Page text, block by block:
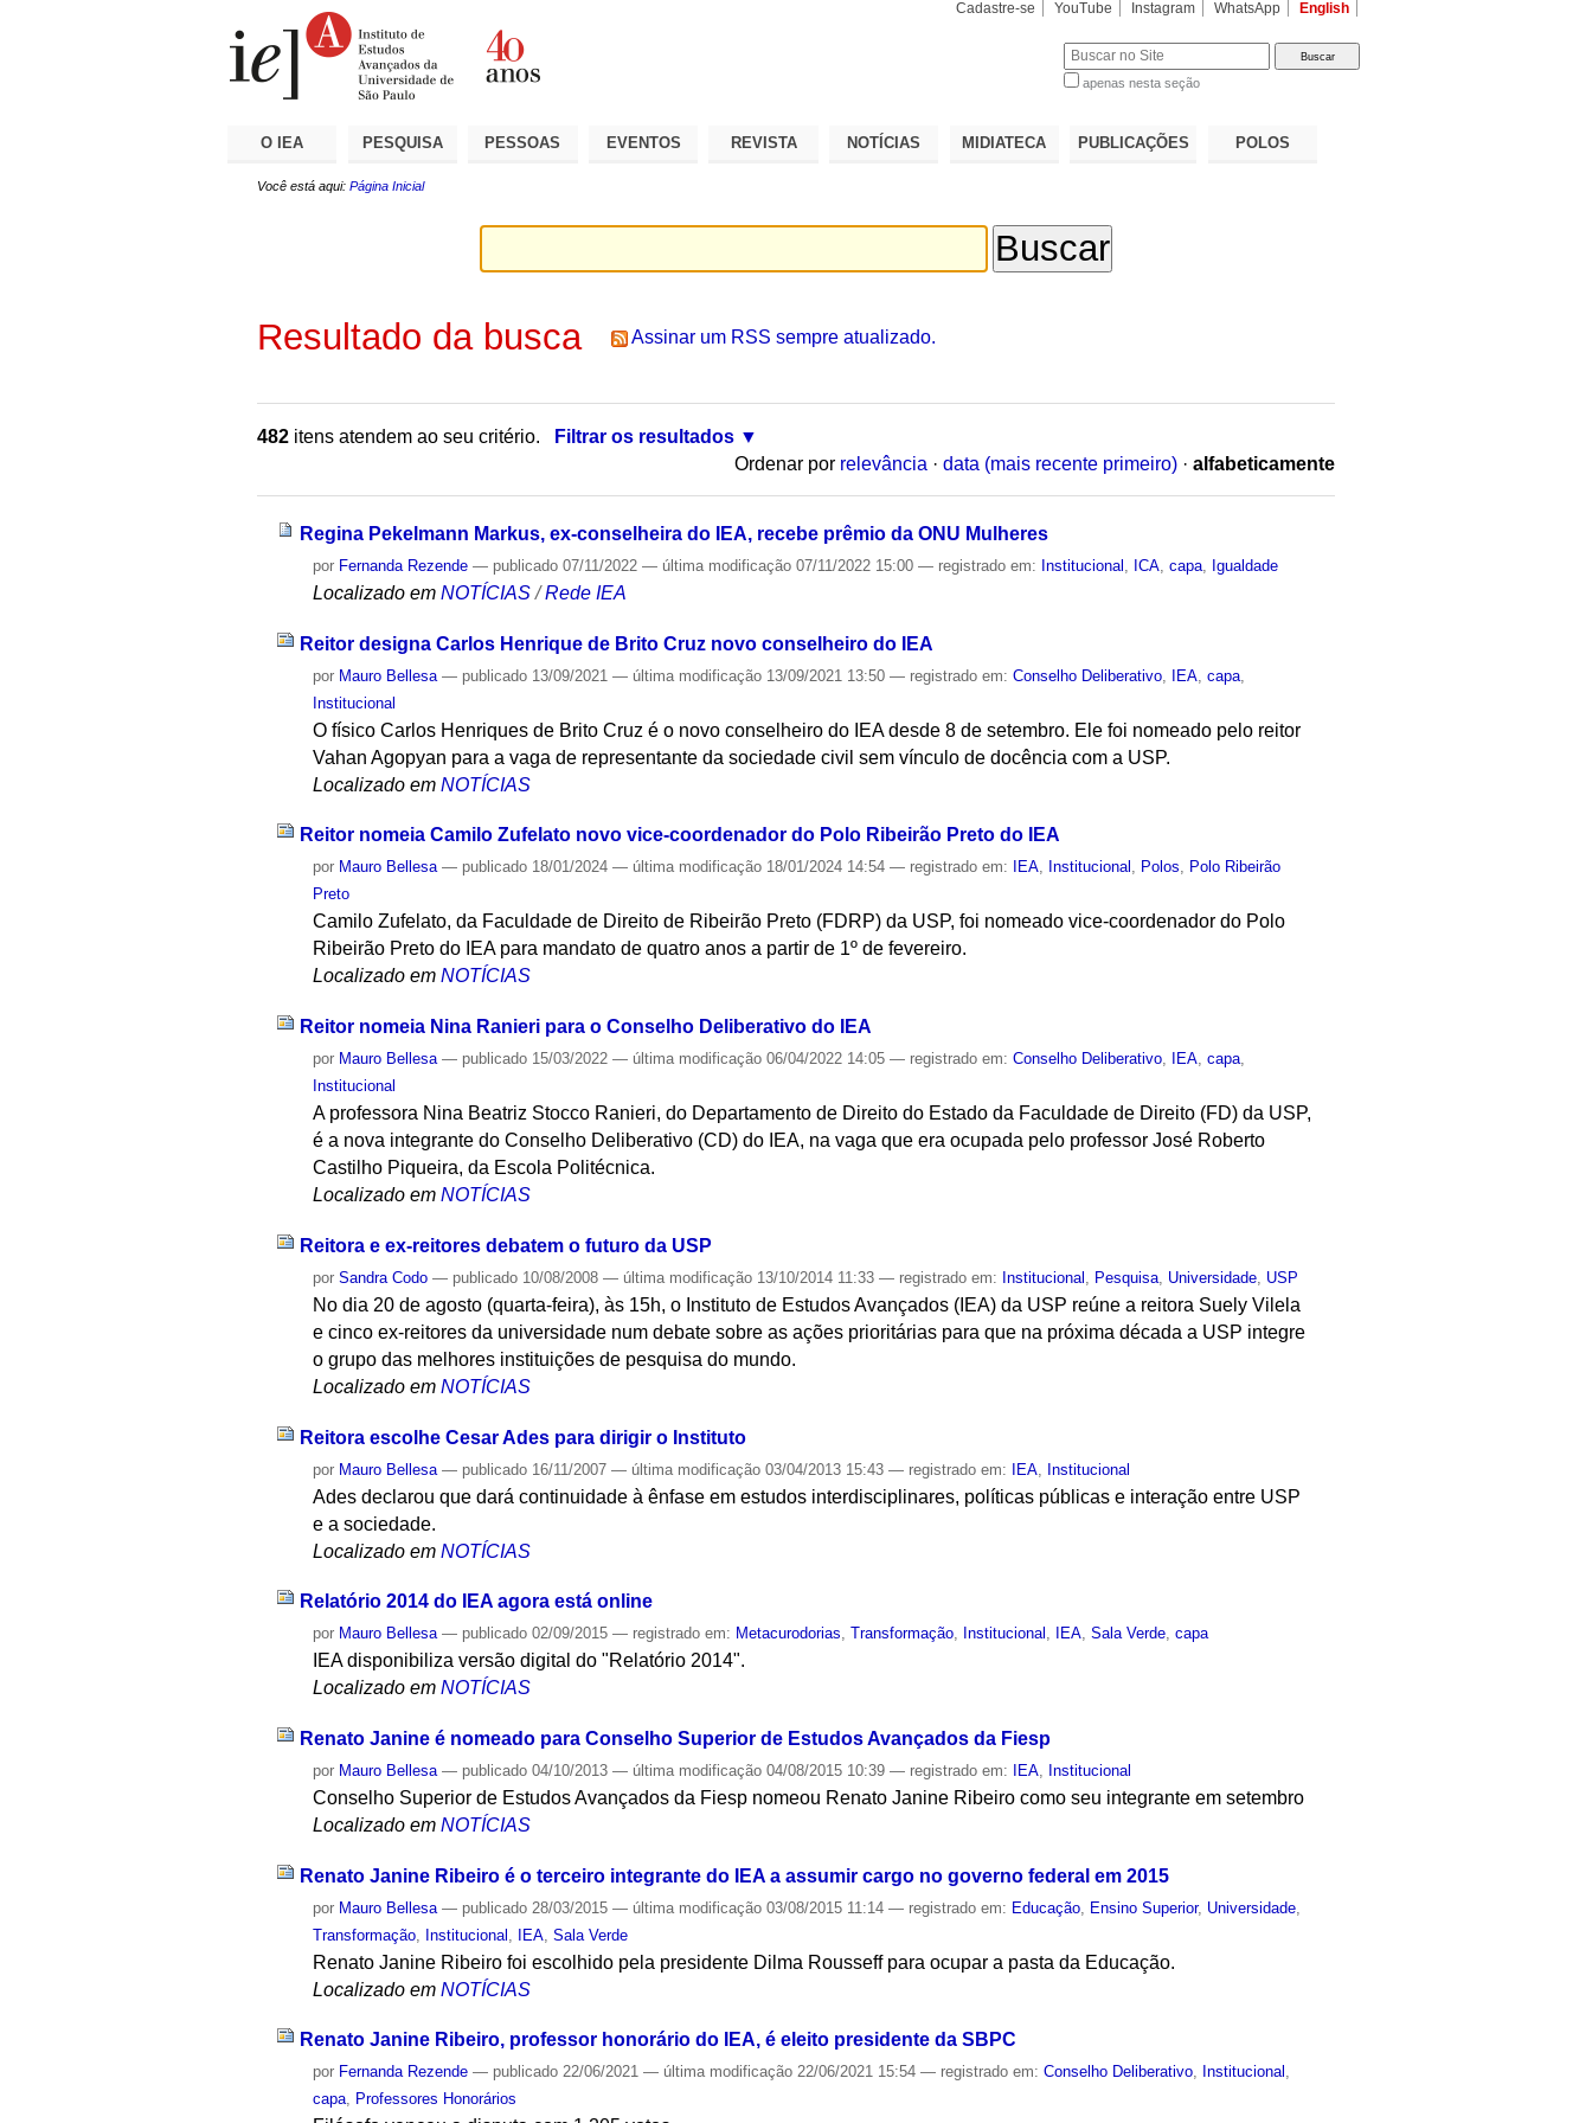
Cadastre-se YouTube Instagram WhatsApp English
apenas nesta seção
O IEA PESQUISA PESSOAS EVENTOS REVISTA NOTÍCIAS MIDIATECA PUBLICAÇÕES POLOS
Você está aqui: Página Inicial
Resultado da busca Assinar um RSS sempre atualizado.
482 itens atendem ao seu critério.
Filtrar os resultados
Ordenar por relevância · data (mais recente primeiro) · alfabeticamente
Regina Pekelmann Markus, ex-conselheira do IEA, recebe prêmio da ONU Mulheres
por Fernanda Rezende — publicado 07/11/2022— última modificação 07/11/2022 15:00— registrado em: Institucional ICA ,capa Igualdade
Localizado em NOTÍCIAS /Rede IEA
Reitor designa Carlos Henrique de Brito Cruz novo conselheiro do IEA
por Mauro Bellesa — publicado 13/09/2021— última modificação 13/09/2021 13:50— registrado em:Conselho Deliberativo IEA ,capa
Institucional
O físico Carlos Henriques de Brito Cruz é o novo conselheiro do IEA desde 8 de setembro. Ele foi nomeado pelo reitor
Vahan Agopyan para a vaga de representante da sociedade civil sem vínculo de docência com a USP.
Localizado em NOTÍCIAS
Reitor nomeia Camilo Zufelato novo vice-coordenador do Polo Ribeirão Preto do IEA
por Mauro Bellesa — publicado 18/01/2024— última modificação 18/01/2024 14:54— registrado em: IEA, Institucional , Polos, Polo Ribeirão
Preto
Camilo Zufelato, da Faculdade de Direito de Ribeirão Preto (FDRP) da USP, foi nomeado vice-coordenador do Polo
Ribeirão Preto do IEA para mandato de quatro anos a partir de 1º de fevereiro.
Localizado em NOTÍCIAS
Reitor nomeia Nina Ranieri para o Conselho Deliberativo do IEA
por Mauro Bellesa — publicado 15/03/2022— última modificação 06/04/2022 14:05— registrado em:Conselho Deliberativo, IEA,capa,
Institucional
A professora Nina Beatriz Stocco Ranieri, do Departamento de Direito do Estado da Faculdade de Direito (FD) da USP,
é a nova integrante do Conselho Deliberativo (CD) do IEA, na vaga que era ocupada pelo professor José Roberto
Castilho Piqueira, da Escola Politécnica.
Localizado em NOTÍCIAS
Reitora e ex-reitores debatem o futuro da USP
porSandra Codo — publicado 10/08/2008— última modificação 13/10/2014 11:33— registrado em: Institucional Pesquisa Universidade USP
No dia 20 de agosto (quarta-feira), às 15h, o Instituto de Estudos Avançados (IEA) da USP reúne a reitora Suely Vilela
e cinco ex-reitores da universidade num debate sobre as ações prioritárias para que na próxima década a USP integre
o grupo das melhores instituições de pesquisa do mundo.
Localizado em NOTÍCIAS
Reitora escolhe Cesar Ades para dirigir o Instituto
por Mauro Bellesa — publicado 16/11/2007— última modificação 03/04/2013 15:43— registrado em: IEA Institucional
Ades declarou que dará continuidade à ênfase em estudos interdisciplinares, políticas públicas e interação entre USP
e a sociedade.
Localizado em NOTÍCIAS
Relatório 2014 do IEA agora está online
por Mauro Bellesa — publicado 02/09/2015— registrado em: Metacurodorias,Transformação, Institucional , IEA,Sala Verde,capa
IEA disponibiliza versão digital do "Relatório 2014".
Localizado em NOTÍCIAS
Renato Janine é nomeado para Conselho Superior de Estudos Avançados da Fiesp
por Mauro Bellesa — publicado 04/10/2013— última modificação 04/08/2015 10:39— registrado em: IEA Institucional
Conselho Superior de Estudos Avançados da Fiesp nomeou Renato Janine Ribeiro como seu integrante em setembro
Localizado em NOTÍCIAS
Renato Janine Ribeiro é o terceiro integrante do IEA a assumir cargo no governo federal em 2015
por Mauro Bellesa — publicado 28/03/2015— última modificação 03/08/2015 11:14— registrado em: Educação Ensino Superior, Universidade
Transformação Institucional IEA ,Sala Verde
Renato Janine Ribeiro foi escolhido pela presidente Dilma Rousseff para ocupar a pasta da Educação.
Localizado em NOTÍCIAS
Renato Janine Ribeiro, professor honorário do IEA, é eleito presidente da SBPC
por Fernanda Rezende — publicado 22/06/2021— última modificação 22/06/2021 15:54— registrado em:Conselho Deliberativo, Institucional ,
capa, Professores Honorários